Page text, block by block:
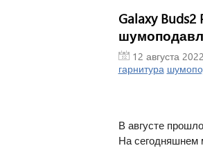
Galaxy
12 августа 2022
гарнитура
В августе
На сегодняшнем